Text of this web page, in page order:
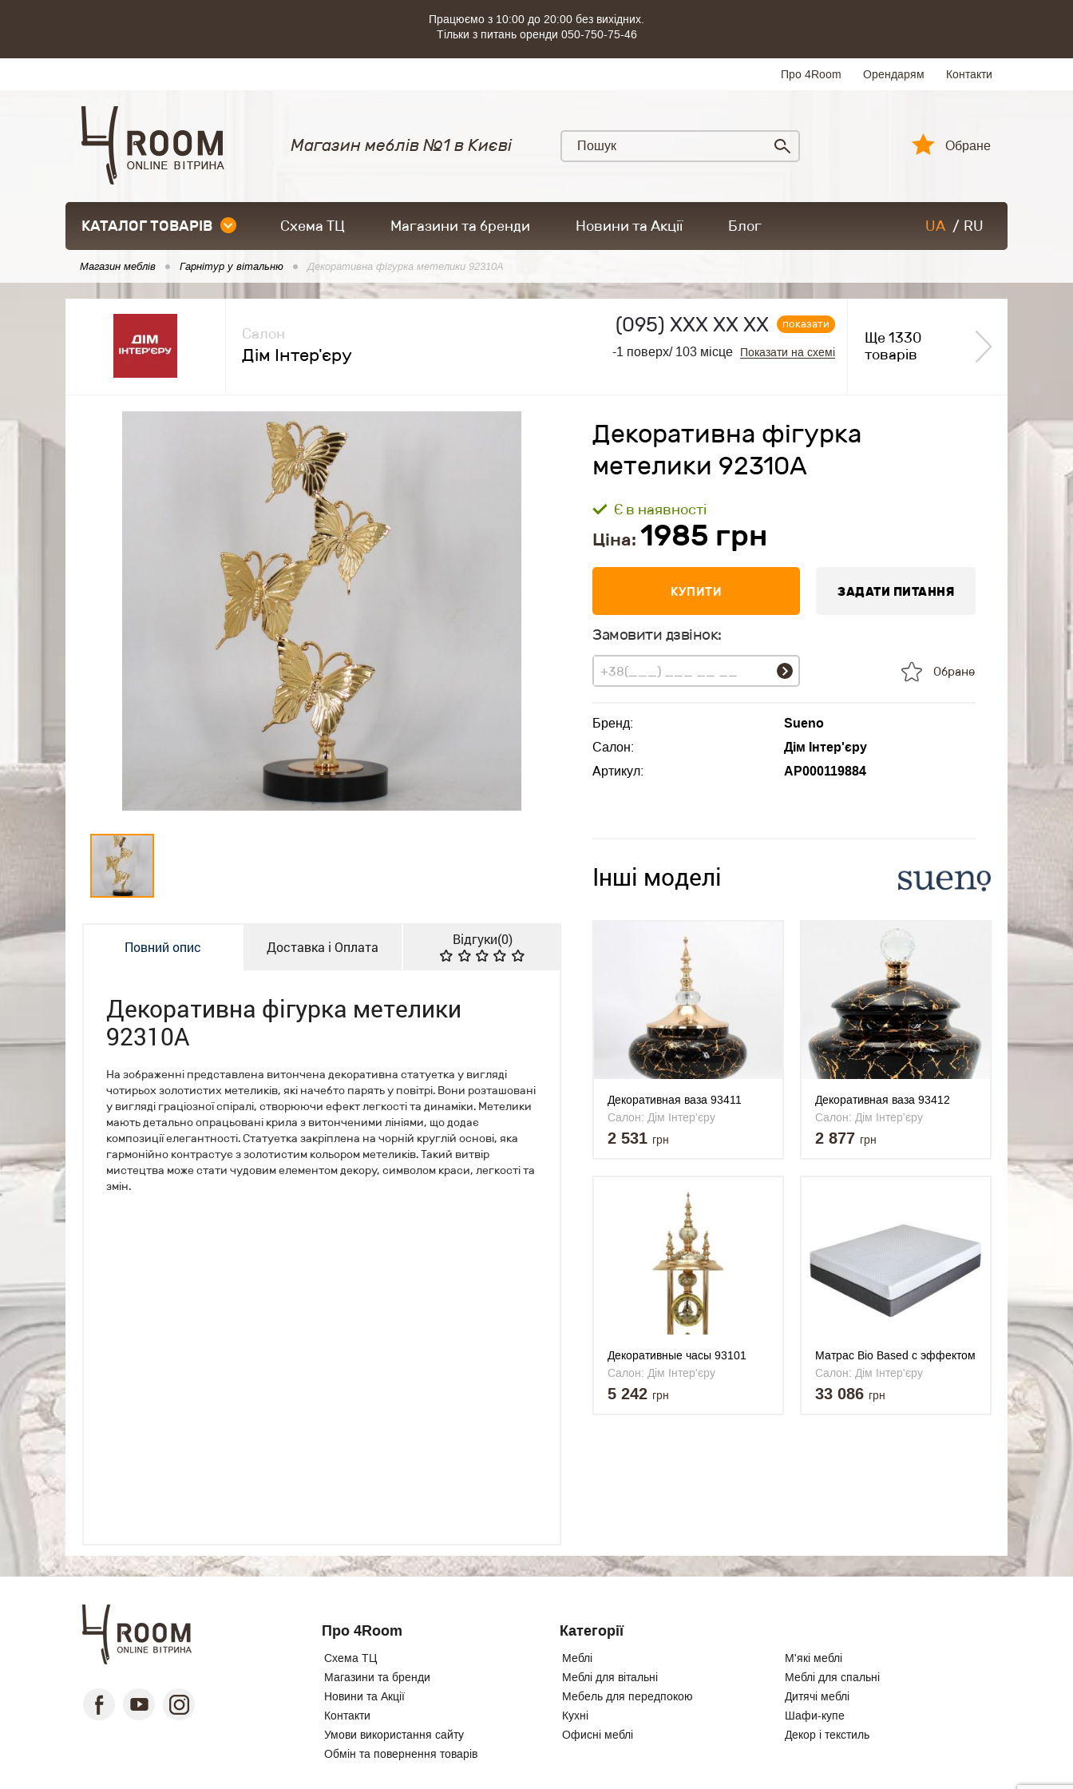
Працюємо з 10:00 до 20:00 без вихідних.
Тільки з питань оренди 050-750-75-46
Про 4Room Орендарям Контакти
Магазин меблів №1 в Києві Обране
КАТАЛОГ ТОВАРІВ Схема ТЦ Магазини та бренди Новини та Акції Блог UA / RU
Магазин меблів Гарнітур у вітальню Декоративна фігурка метелики 92310A
Салон
Дім Інтер'єру
(095) ХХХ ХХ ХХ показати
-1 поверх/ 103 місце Показати на схемі
Ще 1330
товарів
Повний опис Доставка і Оплата Відгуки(0)
Декоративна фігурка метелики
92310A
На зображенні представлена витончена декоративна статуетка у вигляді
чотирьох золотистих метеликів, які начебто парять у повітрі. Вони розташовані
у вигляді граціозної спіралі, створюючи ефект легкості та динаміки. Метелики
мають детально опрацьовані крила з витонченими лініями, що додає
композиції елегантності. Статуетка закріплена на чорній круглій основі, яка
гармонійно контрастує з золотистим кольором метеликів. Такий витвір
мистецтва може стати чудовим елементом декору, символом краси, легкості та
змін.
Декоративна фігурка
метелики 92310A
Є в наявності
Ціна: 1985 грн
КУПИТИ ЗАДАТИ ПИТАННЯ
Замовити дзвінок:
Обране
Бренд:
Sueno
Салон:
Дім Інтер'єру
Артикул:
АР000119884
Інші моделі
Декоративная ваза 93411
Салон: Дім Інтер'єру
2 531 грн
Декоративная ваза 93412
Салон: Дім Інтер'єру
2 877 грн
Декоративные часы 93101
Салон: Дім Інтер'єру
5 242 грн
Матрас Bio Based с эффектом
памяти на био основе 180*200
Sueño (Sueno)
Салон: Дім Інтер'єру
33 086 грн
Про 4Room
Схема ТЦ
Магазини та бренди
Новини та Акції
Контакти
Умови використання сайту
Обмін та повернення товарів
Категорії
Меблі
М'які меблі
Меблі для вітальні
Меблі для спальні
Мебель для передпокою
Дитячі меблі
Кухні
Шафи-купе
Офисні меблі
Декор і текстиль